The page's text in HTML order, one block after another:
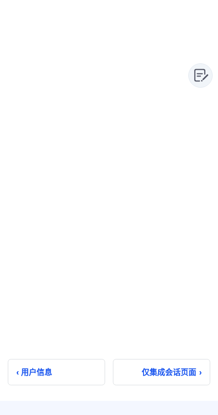
用户信息 仅集成会话页面